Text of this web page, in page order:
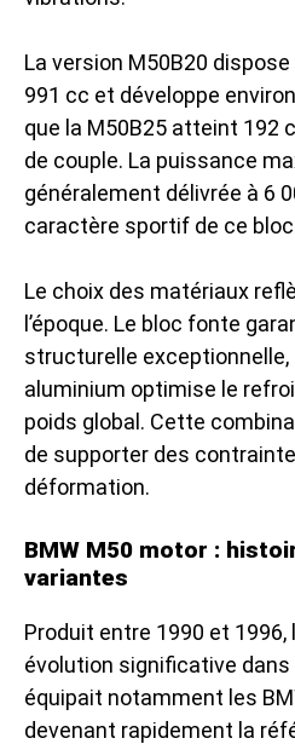
La version M50B20 dispose
991 cc et développe
que la M50B25 atteint 192
de couple. La puissance
généralement délivrée à 6
caractère sportif de ce
Le choix des matériaux
l’époque. Le bloc fonte
structurelle
aluminium optimise le
poids global. Cette
de supporter des
déformation.
BMW M50 motor :
variantes
Produit entre 1990 et 1996,
évolution significative dans
équipait notamment les
devenant rapidement la